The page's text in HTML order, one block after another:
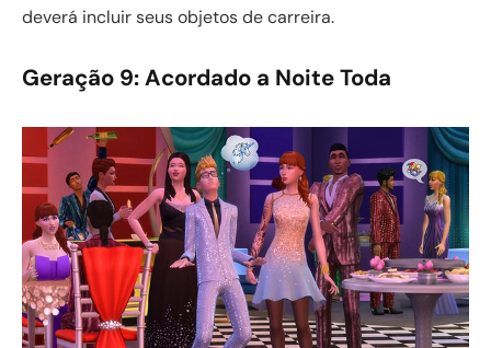
deverá incluir seus objetos de carreira.
Geração 9: Acordado a Noite Toda